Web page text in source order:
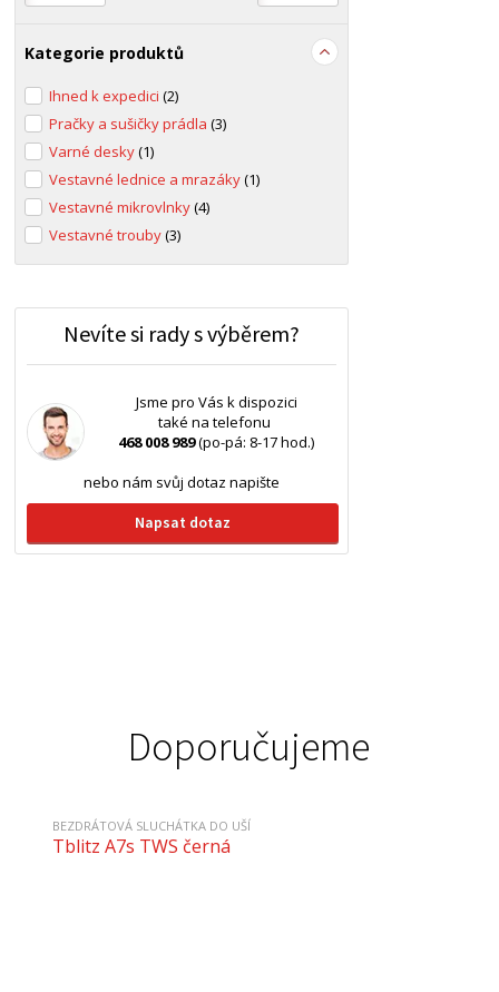
Kategorie produktů
Ihned k expedici(2)
Pračky a sušičky prádla(3)
Varné desky(1)
Vestavné lednice a mrazáky(1)
Vestavné mikrovlnky(4)
Vestavné trouby(3)
Nevíte si rady s výběrem?
Jsme pro Vás k dispozici
také na telefonu
468 008 989(po-pá: 8-17 hod.)
nebo nám svůj dotaz napište
Napsat dotaz
Doporučujeme
BEZDRÁTOVÁ SLUCHÁTKA DO UŠÍ
Tblitz A7s TWS černá